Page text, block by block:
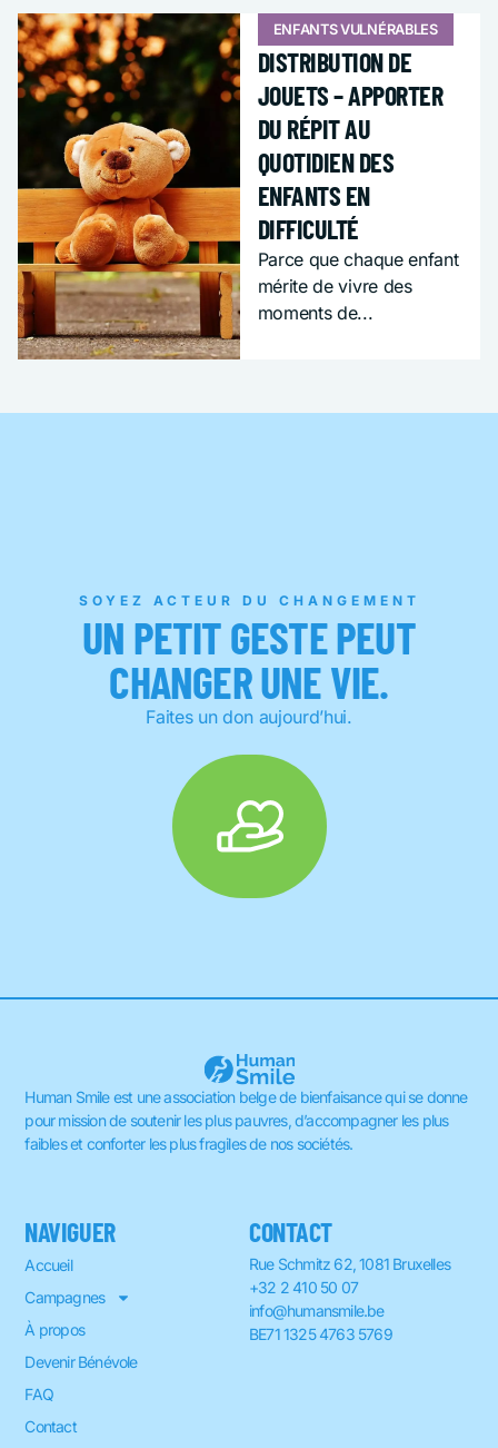
ENFANTS VULNÉRABLES
DISTRIBUTION DE
JOUETS – APPORTER
DU RÉPIT AU
QUOTIDIEN DES
ENFANTS EN
DIFFICULTÉ
Parce que chaque enfant
mérite de vivre des
moments de...
SOYEZ ACTEUR DU CHANGEMENT
UN PETIT GESTE PEUT
CHANGER UNE VIE.
Faites un don aujourd’hui.
Human Smile est une association belge de bienfaisance qui se donne
pour mission de soutenir les plus pauvres, d’accompagner les plus
faibles et conforter les plus fragiles de nos sociétés.
NAVIGUER
Accueil
Campagnes
À propos
Devenir Bénévole
FAQ
Contact
CONTACT
Rue Schmitz 62, 1081 Bruxelles
+32 2 410 50 07
info@humansmile.be
BE71 1325 4763 5769